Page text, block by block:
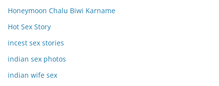
Honeymoon Chalu Biwi Karname
Hot Sex Story
incest sex stories
indian sex photos
indian wife sex